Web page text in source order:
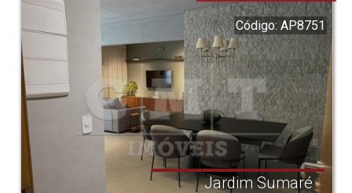
Código: AP8751
Jardim Sumaré